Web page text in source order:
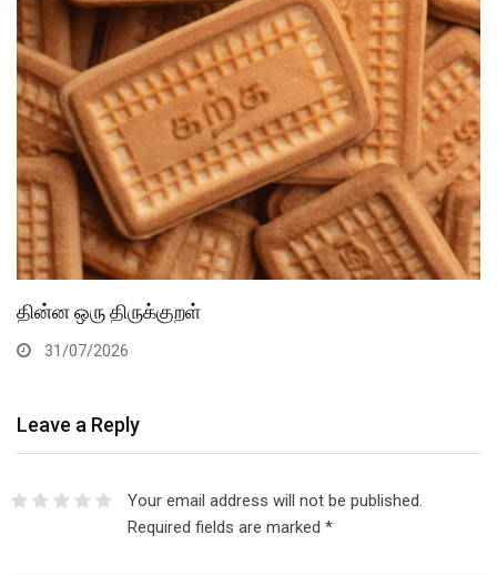
தின்ன ஒரு திருக்குறள்
31/07/2026
Leave a Reply
Your email address will not be published.
Required fields are marked *